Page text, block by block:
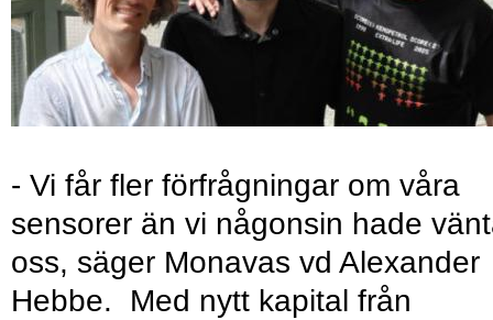
- Vi får fler förfrågningar om våra
sensorer än vi någonsin hade
oss, säger Monavas vd Alexander
Hebbe. Med nytt kapital från